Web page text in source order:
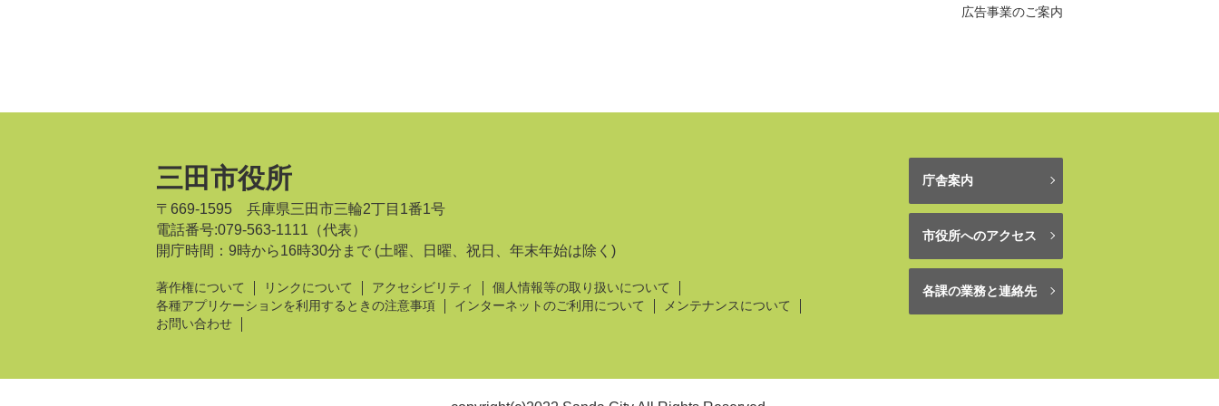
広告事業のご案内
三田市役所
〒669-1595 兵庫県三田市三輪2丁目1番1号
電話番号:079-563-1111（代表）
開庁時間：9時から16時30分まで (土曜、日曜、祝日、年末年始は除く)
著作権について リンクについて アクセシビリティ
個人情報等の取り扱いについて
各種アプリケーションを利用するときの注意事項
インターネットのご利用について
メンテナンスについて
お問い合わせ
庁舎案内
市役所へのアクセス
各課の業務と連絡先